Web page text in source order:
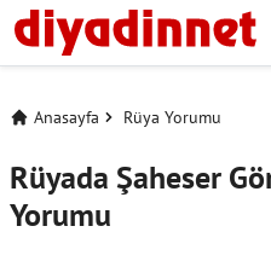
Anasayfa Rüya Yorumu
Rüyada Şaheser
Yorumu